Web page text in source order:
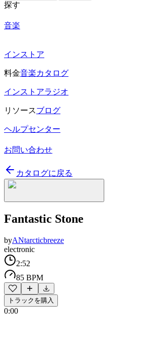
探す
音楽
インストア
料金音楽カタログ
インストアラジオ
リソースブログ
ヘルプセンター
お問い合わせ
カタログに戻る
Fantastic Stone
byANtarcticbreeze
electronic
2:52
85 BPM
トラックを購入
0:00